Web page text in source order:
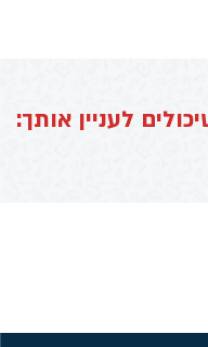
לעניין אותך: